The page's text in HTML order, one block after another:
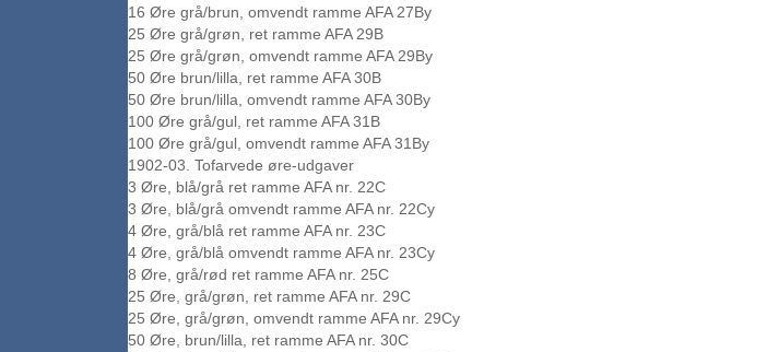
16 Øre grå/brun, omvendt ramme AFA 27By
25 Øre grå/grøn, ret ramme AFA 29B
25 Øre grå/grøn, omvendt ramme AFA 29By
50 Øre brun/lilla, ret ramme AFA 30B
50 Øre brun/lilla, omvendt ramme AFA 30By
100 Øre grå/gul, ret ramme AFA 31B
100 Øre grå/gul, omvendt ramme AFA 31By
1902-03. Tofarvede øre-udgaver
3 Øre, blå/grå ret ramme AFA nr. 22C
3 Øre, blå/grå omvendt ramme AFA nr. 22Cy
4 Øre, grå/blå ret ramme AFA nr. 23C
4 Øre, grå/blå omvendt ramme AFA nr. 23Cy
8 Øre, grå/rød ret ramme AFA nr. 25C
25 Øre, grå/grøn, ret ramme AFA nr. 29C
25 Øre, grå/grøn, omvendt ramme AFA nr. 29Cy
50 Øre, brun/lilla, ret ramme AFA nr. 30C